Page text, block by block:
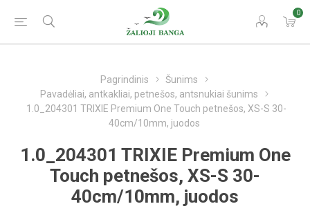
0
Pagrindinis
Šunims
Pavadėliai, antkakliai, petnešos, antsnukiai šunims
1.0_204301 TRIXIE Premium One Touch petnešos, XS-S 30-
40cm/10mm, juodos
1.0_204301 TRIXIE Premium One
Touch petnešos, XS-S 30-
40cm/10mm, juodos